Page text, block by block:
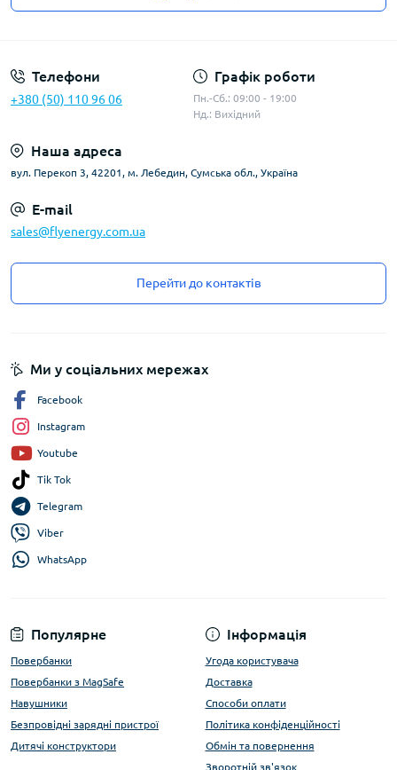
Телефони
+380 (50) 110 96 06
Графік роботи
Пн.-Сб.: 09:00 - 19:00
Нд.: Вихідний
Наша адреса
вул. Перекоп 3, 42201, м. Лебедин, Сумська обл., Україна
E-mail
sales@flyenergy.com.ua
Перейти до контактів
Популярне
Повербанки
Повербанки з MagSafe
Навушники
Безпровідні зарядні пристрої
Дитячі конструктори
Інформація
Угода користувача
Доставка
Способи оплати
Політика конфіденційності
Обмін та повернення
Зворотній зв'язок
Ми у соціальних мережах
Facebook
Instagram
Youtube
Tik Tok
Telegram
Viber
WhatsApp